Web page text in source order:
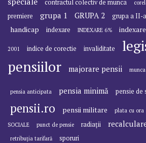
contractul colectiv de munca
premiere
grupa 1 GRUPA 2 grupa a II-a
handicap indexare INDEXARE 6%
2001 indice de corectie invaliditate
pensiilor
majorare pensii
pensia anticipata pensia minimă pensie de
pensii.ro pensii militare plata cu ora
SOCIALE
punct de pensie radiații
retribuția tarifară
sporuri